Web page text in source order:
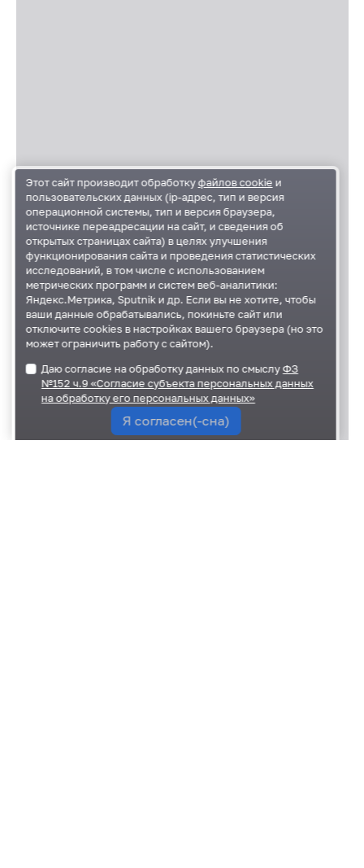
Этот сайт производит обработкуфайлов cookie и
пользовательских данных (ip-адрес, тип и версия
операционной системы, тип и версия браузера,
источнике переадресации на сайт, и сведения об
открытых страницах сайта) в целях улучшения
функционирования сайта и проведения статистических
исследований, в том числе с использованием
метрических программ и систем веб-аналитики:
Яндекс.Метрика, Sputnik и др. Если вы не хотите, чтобы
ваши данные обрабатывались, покиньте сайт или
отключите cookies в настройках вашего браузера (но это
может ограничить работу с сайтом).
Даю согласие на обработку данных по смыслуФЗ
№152 ч.9 «Согласие субъекта персональных данных
на обработку его персональных данных»
Я согласен(-сна)